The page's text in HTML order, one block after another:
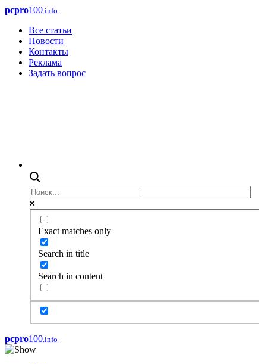
pcpro100.info
Все статьи
Новости
Контакты
Реклама
Задать вопрос
Exact matches only
Search in title
Search in content
pcpro100.info